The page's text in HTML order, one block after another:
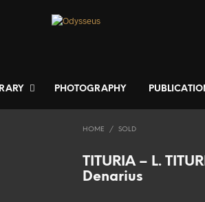
PHOTOGRAPHY
HOME / SOLD
TITURIA – L.
Denarius